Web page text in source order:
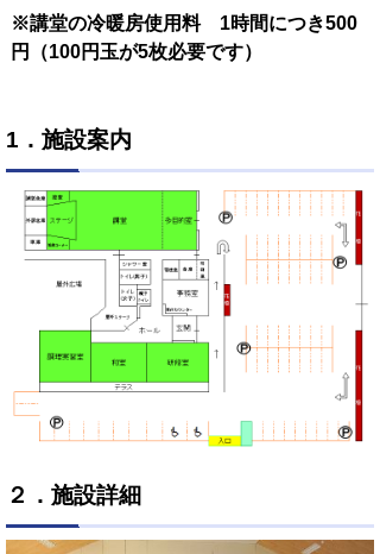
※講堂の冷暖房使用料 1時間につき500
円（100円玉が5枚必要です）
1．施設案内
２．施設詳細